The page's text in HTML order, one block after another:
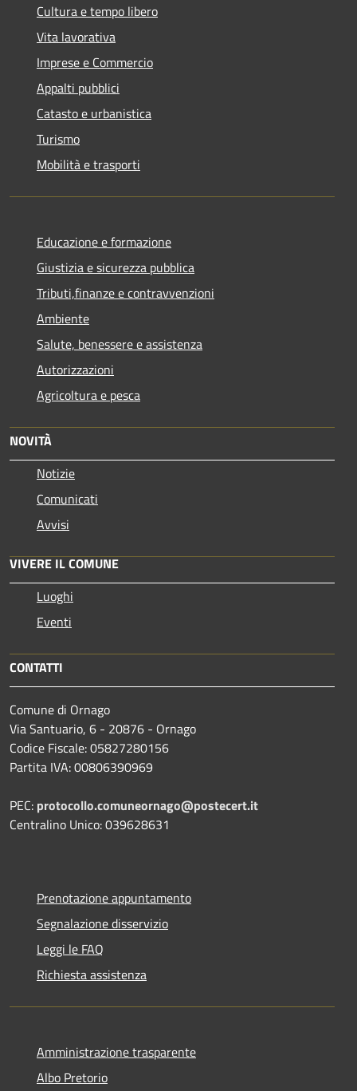
Cultura e tempo libero
Vita lavorativa
Imprese e Commercio
Appalti pubblici
Catasto e urbanistica
Turismo
Mobilità e trasporti
Educazione e formazione
Giustizia e sicurezza pubblica
Tributi,finanze e contravvenzioni
Ambiente
Salute, benessere e assistenza
Autorizzazioni
Agricoltura e pesca
NOVITÀ
Notizie
Comunicati
Avvisi
VIVERE IL COMUNE
Luoghi
Eventi
CONTATTI
Comune di Ornago
Via Santuario, 6 - 20876 - Ornago
Codice Fiscale: 05827280156
Partita IVA: 00806390969
PEC: protocollo.comuneornago@postecert.it
Centralino Unico: 039628631
Prenotazione appuntamento
Segnalazione disservizio
Leggi le FAQ
Richiesta assistenza
Amministrazione trasparente
Albo Pretorio